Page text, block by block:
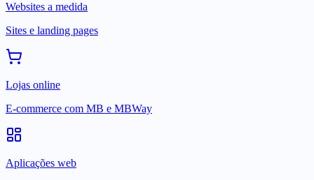
Websites a medida
Sites e landing pages
Lojas online
E-commerce com MB e MBWay
Aplicações web